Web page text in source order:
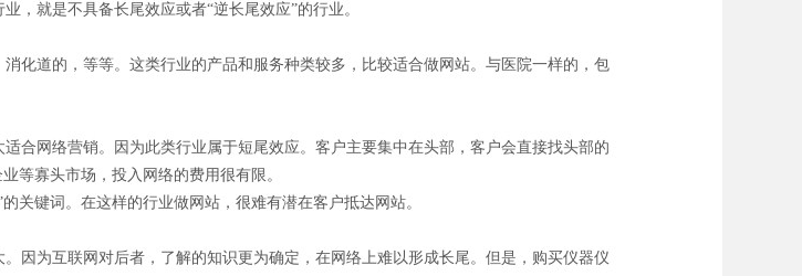
，就是不具备长尾效应或者“逆长尾效应”的行业。
化道的，等等。这类行业的产品和服务种类较多，比较适合做网站。与医院一样的，包
合网络营销。因为此类行业属于短尾效应。客户主要集中在头部，客户会直接找头部的
等寡头市场，投入网络的费用很有限。
关键词。在这样的行业做网站，很难有潜在客户抵达网站。
因为互联网对后者，了解的知识更为确定，在网络上难以形成长尾。但是，购买仪器仪